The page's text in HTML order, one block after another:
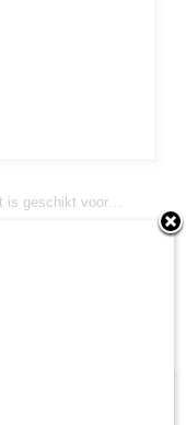
is geschikt voor…